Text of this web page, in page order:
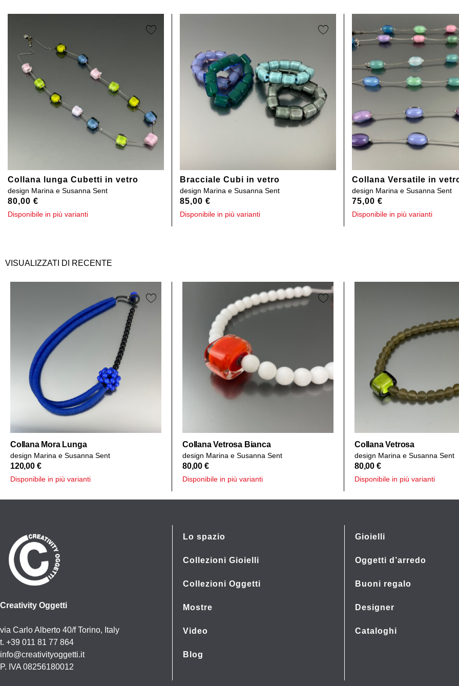
Collana lunga Cubetti in vetro
design Marina e Susanna Sent
80,00 €
Disponibile in più varianti
Bracciale Cubi in vetro
design Marina e Susanna Sent
85,00 €
Disponibile in più varianti
Collana Versatile in
design Marina e Susanna Sent
75,00 €
Disponibile in più varianti
VISUALIZZATI DI RECENTE
Collana Mora Lunga
design Marina e Susanna Sent
120,00 €
Disponibile in più varianti
Collana Vetrosa Bianca
design Marina e Susanna Sent
80,00 €
Disponibile in più varianti
Collana Vetrosa
design Marina e Susanna Sent
80,00 €
Disponibile in più varianti
Creativity Oggetti
via Carlo Alberto 40/f Torino, Italy
t. +39 011 81 77 864
info@creativityoggetti.it
P. IVA 08256180012
Lo spazio
Collezioni Gioielli
Collezioni Oggetti
Mostre
Video
Blog
Gioielli
Oggetti d’arredo
Buoni regalo
Designer
Cataloghi